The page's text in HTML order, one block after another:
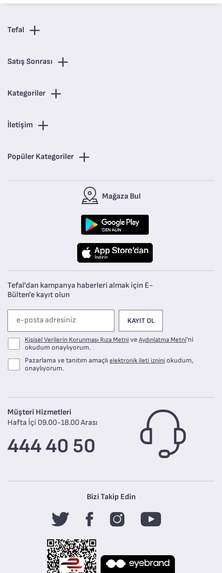
Tefal
Satış Sonrası
Kategoriler
İletişim
Popüler Kategoriler
Mağaza Bul
Tefal'dan kampanya haberleri almak için E-
Bülten'e kayıt olun
KAYIT OL
Kişisel Verilerin Korunması Rıza MetniveAydınlatma Metni'ni
okudum onaylıyorum.
Pazarlama ve tanıtım amaçlıelektronik ileti iznini okudum,
onaylıyorum.
Müşteri Hizmetleri
Hafta İçi 09.00-18.00 Arası
444 40 50
Bizi Takip Edin